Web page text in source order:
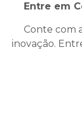
Entre em
Conte com a
inovação.